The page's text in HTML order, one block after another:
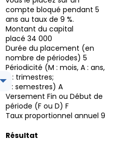
compte bloqué pendant 5
ans au taux de 9 %.
Montant du capital
placé 34 000
Durée du placement (en
nombre de périodes) 5
Périodicité (M : mois, A : ans,
T : trimestres;
S : semestres) A
Versement Fin ou Début de
période (F ou D) F
Taux proportionnel annuel 9
Résultat